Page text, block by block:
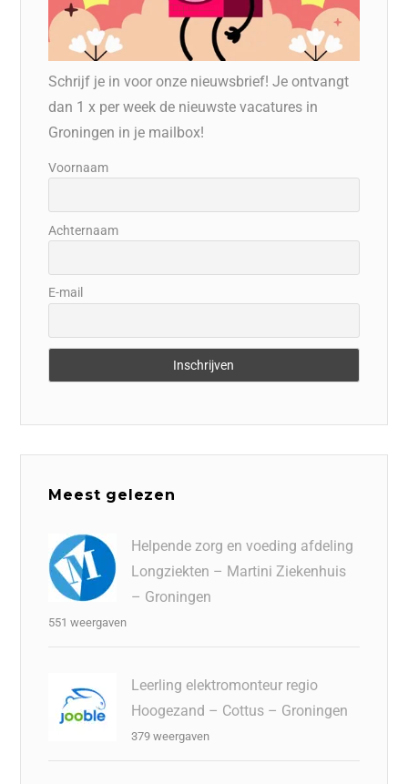
Schrijf je in voor onze nieuwsbrief! Je ontvangt
dan 1 x per week de nieuwste vacatures in
Groningen in je mailbox!
Voornaam
Achternaam
E-mail
Meest gelezen
Helpende zorg en voeding afdeling
Longziekten – Martini Ziekenhuis
– Groningen
551 weergaven
Leerling elektromonteur regio
Hoogezand – Cottus – Groningen
379 weergaven